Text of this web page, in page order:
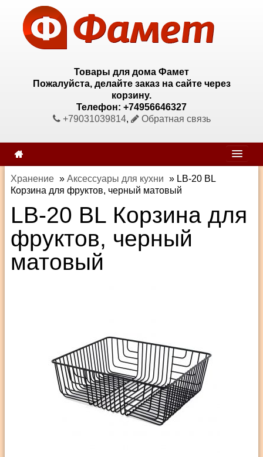
Товары для дома Фамет
Пожалуйста, делайте заказ на сайте через
корзину.
Телефон: +74956646327
+79031039814, Обратная связь
Хранение » Аксессуары для кухни » LB-20 BL
Корзина для фруктов, черный матовый
LB-20 BL Корзина для
фруктов, черный
матовый